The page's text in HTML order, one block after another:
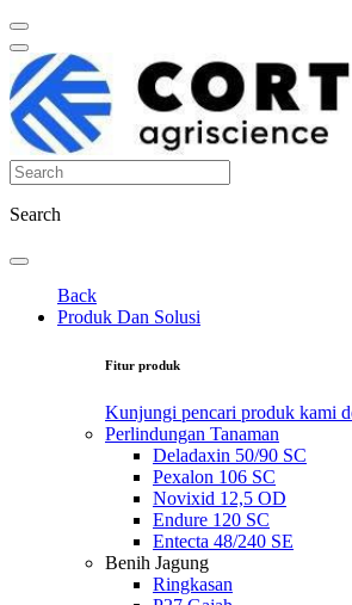
Search
Back
Produk Dan Solusi
Fitur produk
Kunjungi pencari produk kami
Perlindungan Tanaman
Deladaxin 50/90 SC
Pexalon 106 SC
Novixid 12,5 OD
Endure 120 SC
Entecta 48/240 SE
Benih Jagung
Ringkasan